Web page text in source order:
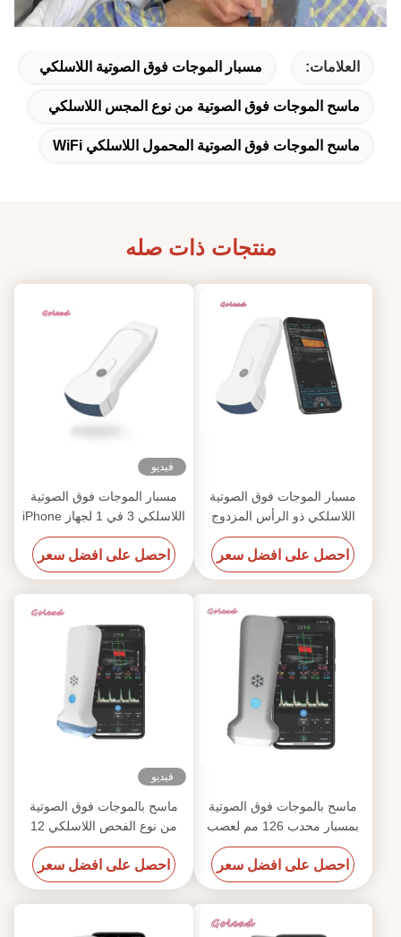
العلامات: مسبار الموجات فوق الصوتية اللاسلكي
ماسح الموجات فوق الصوتية من نوع المجس اللاسلكي
ماسح الموجات فوق الصوتية المحمول اللاسلكي WiFi
منتجات ذات صله
مسبار الموجات فوق الصوتية
اللاسلكي ذو الرأس المزدوج
IOS 128 وضع عرض PW
احصل على افضل سعر
فيديو
مسبار الموجات فوق الصوتية
اللاسلكي 3 في 1 لجهاز iPhone
مع تصوير محدب وخطي وقلب
احصل على افضل سعر
ماسح بالموجات فوق الصوتية
بمسبار محدب 126 مم لعصب
MSK الوعائي
احصل على افضل سعر
فيديو
ماسح بالموجات فوق الصوتية
من نوع الفحص اللاسلكي 12
ميجا هرتز 3000 مللي أمبير في
الساعة لهاتف Iphone
احصل على افضل سعر